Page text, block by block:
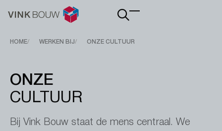
Main
Breadcrumb
HOME WERKEN BIJ ONZE CULTUUR
ONZE
CULTUUR
Bij Vink Bouw staat de mens centraal. We